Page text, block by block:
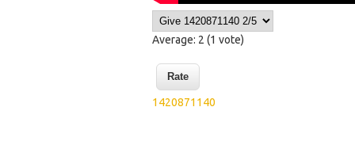
Average: 2 (1 vote)
1420871140